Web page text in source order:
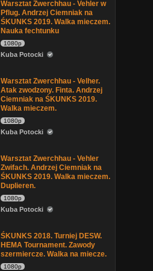
Warsztat Zwerchhau - Vehler w
Pflug. Andrzej Ciemniak na
ŚKUNKS 2019. Walka mieczem.
Nauka fechtunku
1080p
Kuba Potocki
Warsztat Zwerchhau - Velher.
Atak zwodzony. Finta. Andrzej
Ciemniak na ŚKUNKS 2019.
Walka mieczem.
1080p
Kuba Potocki
Warsztat Zwerchhau - Vehler
Zwifach. Andrzej Ciemniak na
ŚKUNKS 2019. Walka mieczem.
Duplieren.
1080p
Kuba Potocki
ŚKUNKS 2018. Turniej DESW.
HEMA Tournament. Zawody
szermiercze. Walka na miecze.
1080p